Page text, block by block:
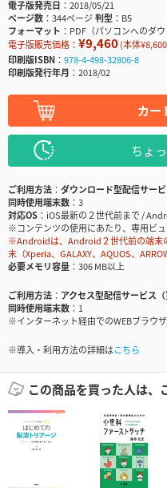
電子版発売日
2018/05/21
ページ数
344ページ判型
B5
フォーマット
PDF（パソコンへのダウ
電子版販売価格： ¥9,460(本体
印刷版ISBN
978-4-498-32806-8
印刷版発行年月
2018/02
カー
ちょ
ご利用方法
ダウンロード型配信サービ
同時使用端末数
3
対応OS
iOS最新の２世代前まで /
※コンテンツの使用にあたり、専用ビ
※Androidは、Android２世代前の端末
末（Xperia、GALAXY、AQUOS、
必要メモリ容量
306 MB以上
ご利用方法
アクセス型配信サービス（
同時使用端末数
1
※インターネット経由でのWEBブラウ
※導入・利用方法の詳細はこちら
この商品を買った人は、